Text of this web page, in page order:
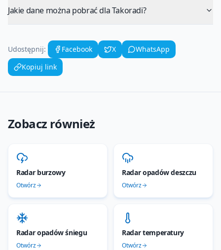
Jakie dane można pobrać dla Takoradi?
Udostępnij: Facebook X
WhatsApp
Kopiuj link
Zobacz również
Radar burzowy
Otwórz
Radar opadów deszczu
Otwórz
Radar opadów śniegu
Otwórz
Radar temperatury
Otwórz